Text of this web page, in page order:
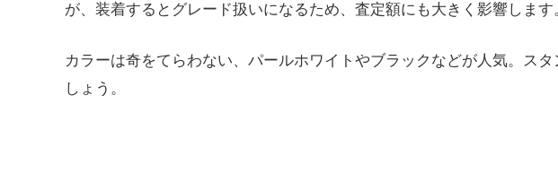
が、装着するとグレード扱いになるため、査定額にも大きく影響します
カラーは奇をてらわない、パールホワイトやブラックなどが人気。ス
しょう。